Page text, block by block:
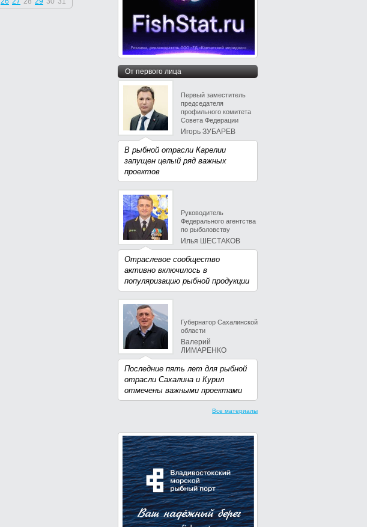
От первого лица
Первый заместитель
председателя
профильного комитета
Совета Федерации
Игорь ЗУБАРЕВ
В рыбной отрасли Карелии
запущен целый ряд важных
проектов
Руководитель
Федерального агентства
по рыболовству
Илья ШЕСТАКОВ
Отраслевое сообщество
активно включилось в
популяризацию рыбной продукции
Губернатор Сахалинской
области
Валерий
ЛИМАРЕНКО
Последние пять лет для рыбной
отрасли Сахалина и Курил
отмечены важными проектами
Все материалы